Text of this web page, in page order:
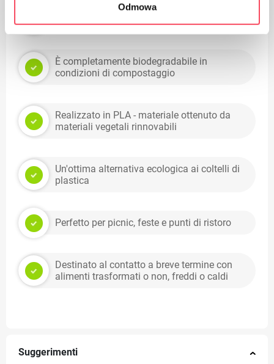
Odmowa
È completamente biodegradabile in
condizioni di compostaggio
Realizzato in PLA - materiale ottenuto da
materiali vegetali rinnovabili
Un'ottima alternativa ecologica ai coltelli di
plastica
Perfetto per picnic, feste e punti di ristoro
Destinato al contatto a breve termine con
alimenti trasformati o non, freddi o caldi
Suggerimenti